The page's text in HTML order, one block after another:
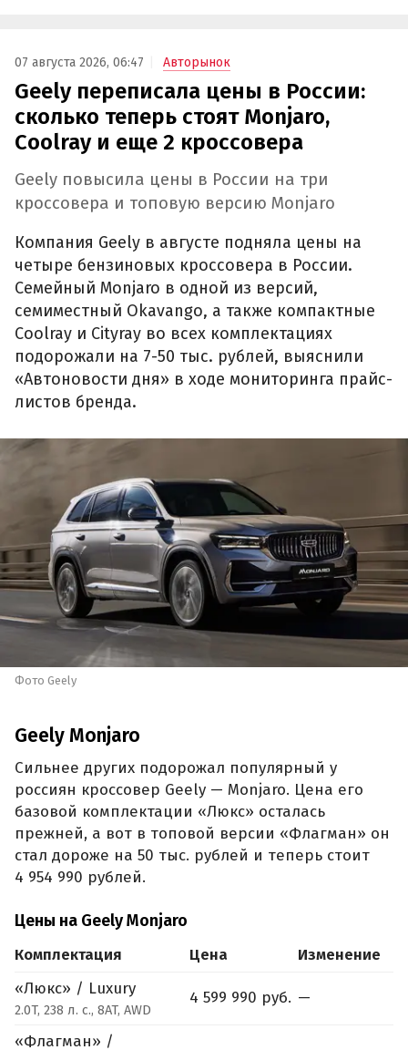
07 августа 2026, 06:47 Авторынок
Geely переписала цены в России:
сколько теперь стоят Monjaro,
Coolray и еще 2 кроссовера
Geely повысила цены в России на три
кроссовера и топовую версию Monjaro
Компания Geely в августе подняла цены на
четыре бензиновых кроссовера в России.
Семейный Monjaro в одной из версий,
семиместный Okavango, а также компактные
Coolray и Cityray во всех комплектациях
подорожали на 7-50 тыс. рублей, выяснили
«Автоновости дня» в ходе мониторинга прайс-
листов бренда.
Фото Geely
Geely Monjaro
Сильнее других подорожал популярный у
россиян кроссовер Geely — Monjaro. Цена его
базовой комплектации «Люкс» осталась
прежней, а вот в топовой версии «Флагман» он
стал дороже на 50 тыс. рублей и теперь стоит
4 954 990 рублей.
Цены на Geely Monjaro
Комплектация Цена
Изменение
«Люкс» / Luxury
2.0T, 238 л. с., 8AT, AWD
4 599 990 руб. —
«Флагман» /